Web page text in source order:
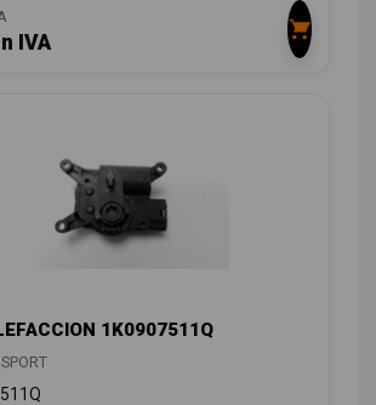
IVA
1K0907511Q